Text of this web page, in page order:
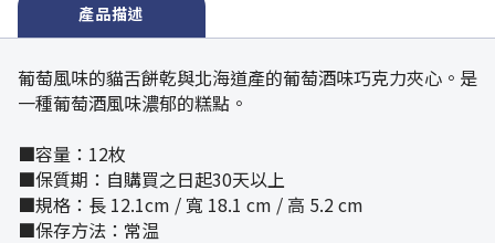
產品描述
葡萄風味的貓舌餅乾與北海道產的葡萄酒味巧克力夾心。是
一種葡萄酒風味濃郁的糕點。
■容量：12枚
■保質期：自購買之日起30天以上
■規格：長 12.1cm / 寬 18.1 cm / 高 5.2 cm
■保存方法：常温